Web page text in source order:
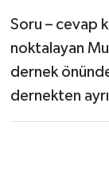
Soru – cevap
noktalayan
dernek
dernekten